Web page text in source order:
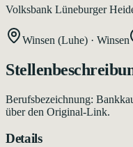
Volksbank Lüneburger
Winsen (Luhe) · Winsen
Berufsbezeichnung:
über den Original-Link.
Details